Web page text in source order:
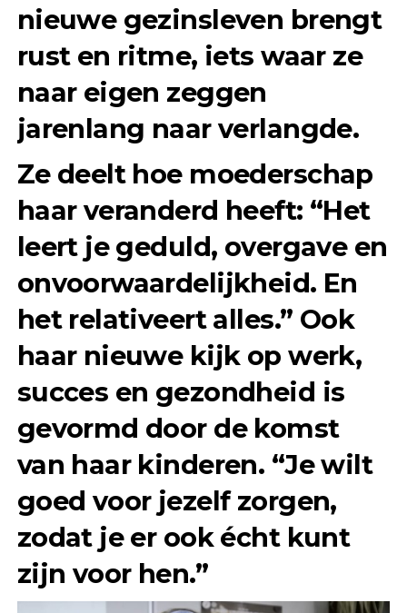
nieuwe gezinsleven brengt
rust en ritme, iets waar ze
naar eigen zeggen
jarenlang naar verlangde.
Ze deelt hoe moederschap
haar veranderd heeft: “Het
leert je geduld, overgave en
onvoorwaardelijkheid. En
het relativeert alles.” Ook
haar nieuwe kijk op werk,
succes en gezondheid is
gevormd door de komst
van haar kinderen. “Je wilt
goed voor jezelf zorgen,
zodat je er ook écht kunt
zijn voor hen.”